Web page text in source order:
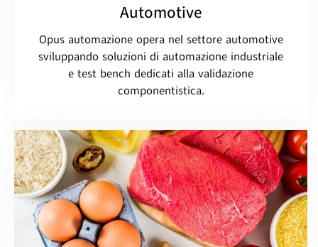
Automotive
Opus automazione opera nel settore automotive
sviluppando soluzioni di automazione industriale
e test bench dedicati alla validazione
componentistica.